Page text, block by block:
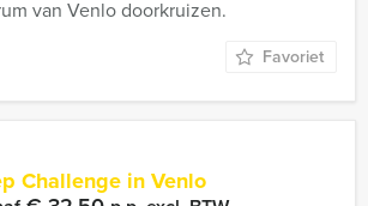
van Venlo doorkruizen.
Favoriet
Challenge in Venlo